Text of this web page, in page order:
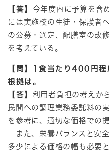
【答】 今年度内に予算を含
には実施校の生徒・保護者
の公募・選定、配膳室の改
を考えている。
【問】1食当たり400円程
根拠は。
【答】 利用者負担の考えか
民間への調理業務委託料の
を参考に、適切な価格での
また、栄養バランスと安
多少による価格の幅も必要